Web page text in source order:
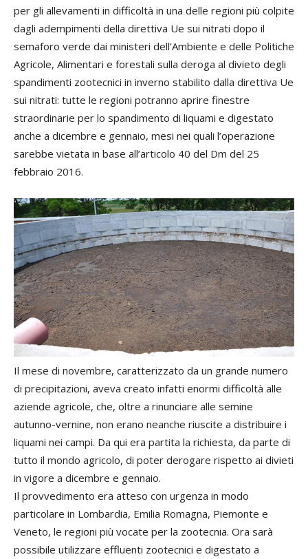
per gli allevamenti in difficoltà in una delle regioni più colpite
dagli adempimenti della direttiva Ue sui nitrati dopo il
semaforo verde dai ministeri dell’Ambiente e delle Politiche
Agricole, Alimentari e forestali sulla deroga al divieto degli
spandimenti zootecnici in inverno stabilito dalla direttiva Ue
sui nitrati: tutte le regioni potranno aprire finestre
straordinarie per lo spandimento di liquami e digestato
anche a dicembre e gennaio, mesi nei quali l’operazione
sarebbe vietata in base all’articolo 40 del Dm del 25
febbraio 2016.
Il mese di novembre, caratterizzato da un grande numero
di precipitazioni, aveva creato infatti enormi difficoltà alle
aziende agricole, che, oltre a rinunciare alle semine
autunno-vernine, non erano neanche riuscite a distribuire i
liquami nei campi. Da qui era partita la richiesta, da parte di
tutto il mondo agricolo, di poter derogare rispetto ai divieti
in vigore a dicembre e gennaio.
Il provvedimento era atteso con urgenza in modo
particolare in Lombardia, Emilia Romagna, Piemonte e
Veneto, le regioni più vocate per la zootecnia. Ora sarà
possibile utilizzare effluenti zootecnici e digestato a